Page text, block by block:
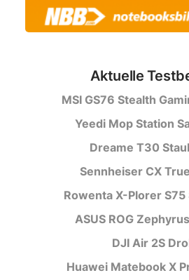
Aktuelle
MSI GS76 Stealth
Yeedi Mop Station
Dreame T30
Sennheiser CX
Rowenta X-Plorer
ASUS ROG
DJI Air 2S
Huawei Matebook X